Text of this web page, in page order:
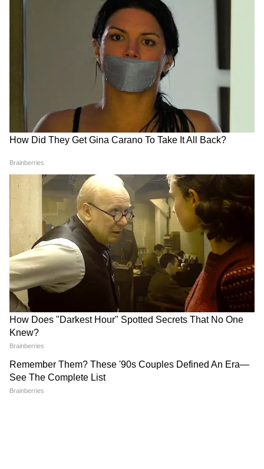
তিনি সোশ্যাল মিডিয়ায় খুব একটা সক্রিয় নন
বলে আমি ভেবেছিলাম
তখনই কেউ আমাকে বলল, সে হয়তো তোমাকে
ব্লক করেছে।
5
9
আমি ভেবেছিলাম এটা কখনোই হতে পারে না